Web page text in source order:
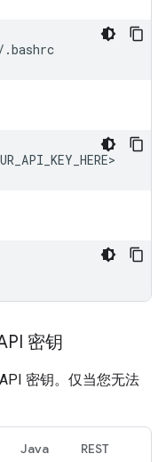
.bashrc
密钥
密钥。仅当您无法
Java REST